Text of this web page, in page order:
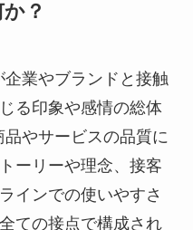
？
業やブランドと接触
る印象や感情の総体
やサービスの品質に
ーリーや理念、接客
インでの使いやすさ
ての接点で構成され